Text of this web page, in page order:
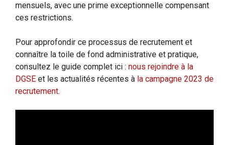
mensuels, avec une prime exceptionnelle compensant
ces restrictions.
Pour approfondir ce processus de recrutement et
connaître la toile de fond administrative et pratique,
consultez le guide complet ici : nous rejoindre à la
DGSE et les actualités récentes à la campagne 2023 de
recrutement.